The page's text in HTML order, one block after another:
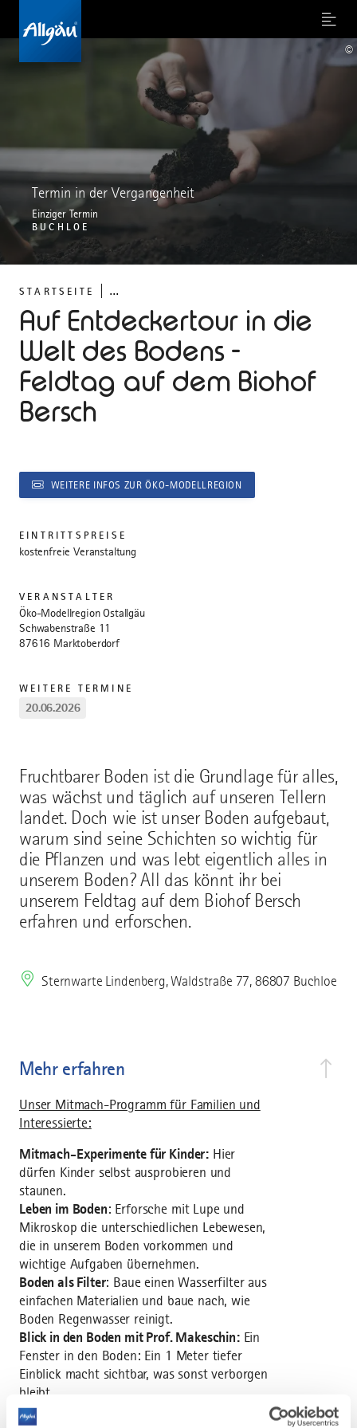
Menu
STARTSEITE ...
Auf Entdeckertour in die
Welt des Bodens -
Feldtag auf dem Biohof
Bersch
Termin in der Vergangenheit
Einziger Termin
BUCHLOE
©
Fruchtbarer Boden ist die Grundlage für alles,
was wächst und täglich auf unseren Tellern
landet. Doch wie ist unser Boden aufgebaut,
warum sind seine Schichten so wichtig für
die Pflanzen und was lebt eigentlich alles in
unserem Boden? All das könnt ihr bei
unserem Feldtag auf dem Biohof Bersch
erfahren und erforschen.
Sternwarte Lindenberg, Waldstraße 77, 86807 Buchloe
Mehr erfahren
Unser Mitmach-Programm für Familien und
Interessierte:
Mitmach-Experimente für Kinder: Hier
dürfen Kinder selbst ausprobieren und
staunen.
Leben im Boden: Erforsche mit Lupe und
Mikroskop die unterschiedlichen Lebewesen,
die in unserem Boden vorkommen und
wichtige Aufgaben übernehmen.
Boden als Filter: Baue einen Wasserfilter aus
einfachen Materialien und baue nach, wie
Boden Regenwasser reinigt.
Blick in den Boden mit Prof. Makeschin:Ein
Fenster in den Boden: Ein 1 Meter tiefer
Einblick macht sichtbar, was sonst verborgen
bleibt.
Die Superkraft von Bohnen, Linsen und Co.:
WEITERE INFOS ZUR ÖKO-MODELLREGION
EINTRITTSPREISE
kostenfreie Veranstaltung
VERANSTALTER
Öko-Modellregion Ostallgäu
Schwabenstraße 11
87616 Marktoberdorf
WEITERE TERMINE
20.06.2026